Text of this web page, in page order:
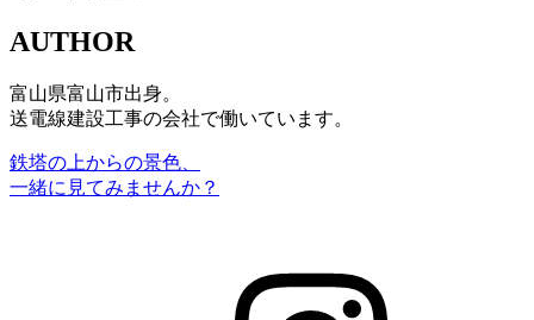
AUTHOR
富山県富山市出身。
送電線建設工事の会社で働いています。
鉄塔の上からの景色、
一緒に見てみませんか？